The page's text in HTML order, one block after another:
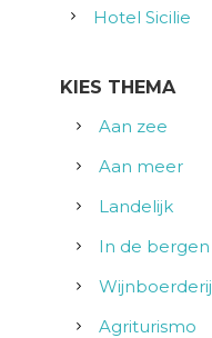
Hotel Sicilie
KIES THEMA
Aan zee
Aan meer
Landelijk
In de bergen
Wijnboerderij
Agriturismo